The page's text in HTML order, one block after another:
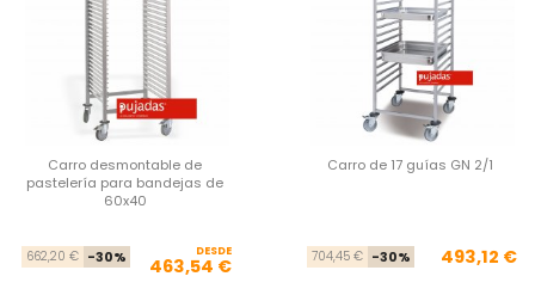
Carro desmontable de
pastelería para bandejas de
60x40
Precio base
662,20 € -30% Precio
DESDE
463,54 €
Carro de 17 guías GN 2/1
704,45 € -30% 493,12 €